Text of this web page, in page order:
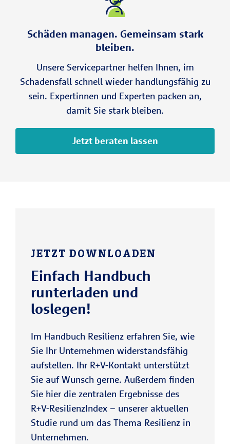
Schäden managen. Gemeinsam stark
bleiben.
Unsere Servicepartner helfen Ihnen, im
Schadensfall schnell wieder handlungsfähig zu
sein. Expertinnen und Experten packen an,
damit Sie stark bleiben.
Jetzt beraten lassen
JETZT DOWNLOADEN
Einfach Handbuch
runterladen und
loslegen!
Im Handbuch Resilienz erfahren Sie, wie
Sie Ihr Unternehmen widerstandsfähig
aufstellen. Ihr R+V-Kontakt unterstützt
Sie auf Wunsch gerne. Außerdem finden
Sie hier die zentralen Ergebnisse des
R+V-ResilienzIndex – unserer aktuellen
Studie rund um das Thema Resilienz in
Unternehmen.